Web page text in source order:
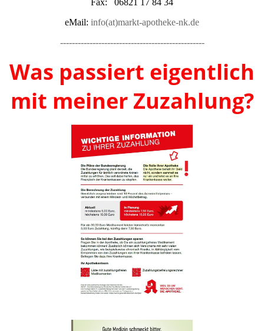
Fax: 06821 17 84 34
eMail: info(at)markt-apotheke-nk.de
-------------------------------------------------
Was passiert eigentlich
mit meiner Zuzahlung?